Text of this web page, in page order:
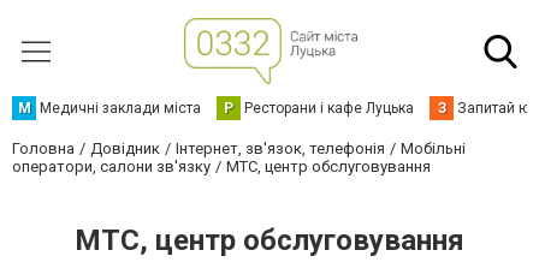
М Медичні заклади міста Р Ресторани і кафе Луцька З Запитай
Головна Довідник Інтернет, зв'язок, телефонія
Мобільні
оператори, салони зв'язку
МТС, центр обслуговування
МТС, центр обслуговування